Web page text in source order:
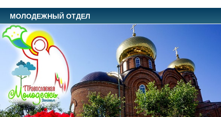
МОЛОДЕЖНЫЙ ОТДЕЛ